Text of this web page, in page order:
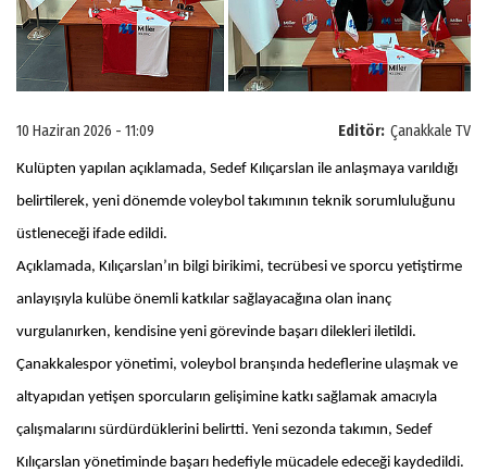
Editör: Çanakkale TV
10 Haziran 2026 - 11:09
Kulüpten yapılan açıklamada, Sedef Kılıçarslan ile anlaşmaya varıldığı
belirtilerek, yeni dönemde voleybol takımının teknik sorumluluğunu
üstleneceği ifade edildi.
Açıklamada, Kılıçarslan’ın bilgi birikimi, tecrübesi ve sporcu yetiştirme
anlayışıyla kulübe önemli katkılar sağlayacağına olan inanç
vurgulanırken, kendisine yeni görevinde başarı dilekleri iletildi.
Çanakkalespor yönetimi, voleybol branşında hedeflerine ulaşmak ve
altyapıdan yetişen sporcuların gelişimine katkı sağlamak amacıyla
çalışmalarını sürdürdüklerini belirtti. Yeni sezonda takımın, Sedef
Kılıçarslan yönetiminde başarı hedefiyle mücadele edeceği kaydedildi.